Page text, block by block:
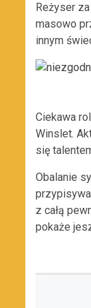
Reżyser
masowo
innym
Ciekawa
Winslet.
się
Obalanie
z całą
pokaże